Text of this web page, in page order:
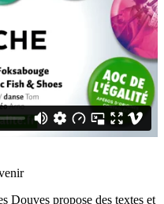
Douves propose des textes et